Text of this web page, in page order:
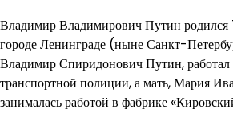
Владимир Владимирович Путин родился
городе Ленинграде (ныне Санкт-
Владимир Спиридонович Путин, работал
транспортной полиции, а мать, Мария
занималась работой в фабрике